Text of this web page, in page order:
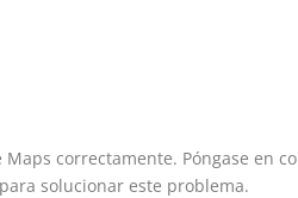
Maps correctamente. Póngase en
solucionar este problema.